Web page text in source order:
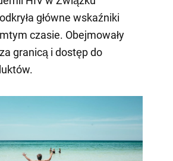
główne wskaźniki
czasie. Obejmowały
granicą i dostęp do